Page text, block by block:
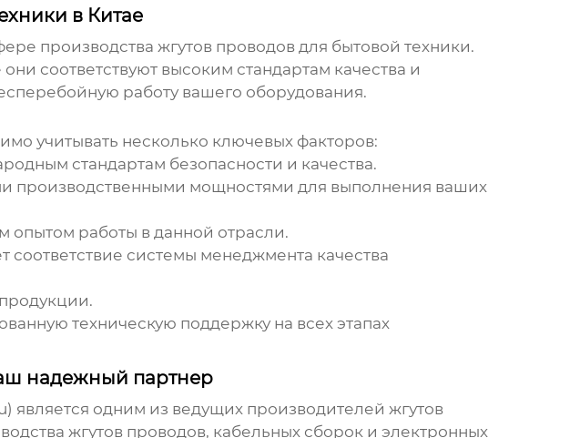
в Китае
производства жгутов проводов для бытовой техники.
соответствуют высоким стандартам качества и
работу вашего оборудования.
учитывать несколько ключевых факторов:
стандартам безопасности и качества.
производственными мощностями для выполнения ваших
опытом работы в данной отрасли.
соответствие системы менеджмента качества
техническую поддержку на всех этапах
надежный партнер
) является одним из ведущих производителей жгутов
жгутов проводов, кабельных сборок и электронных